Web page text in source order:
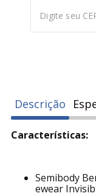
Descrição
Características:
Semibody
ewear